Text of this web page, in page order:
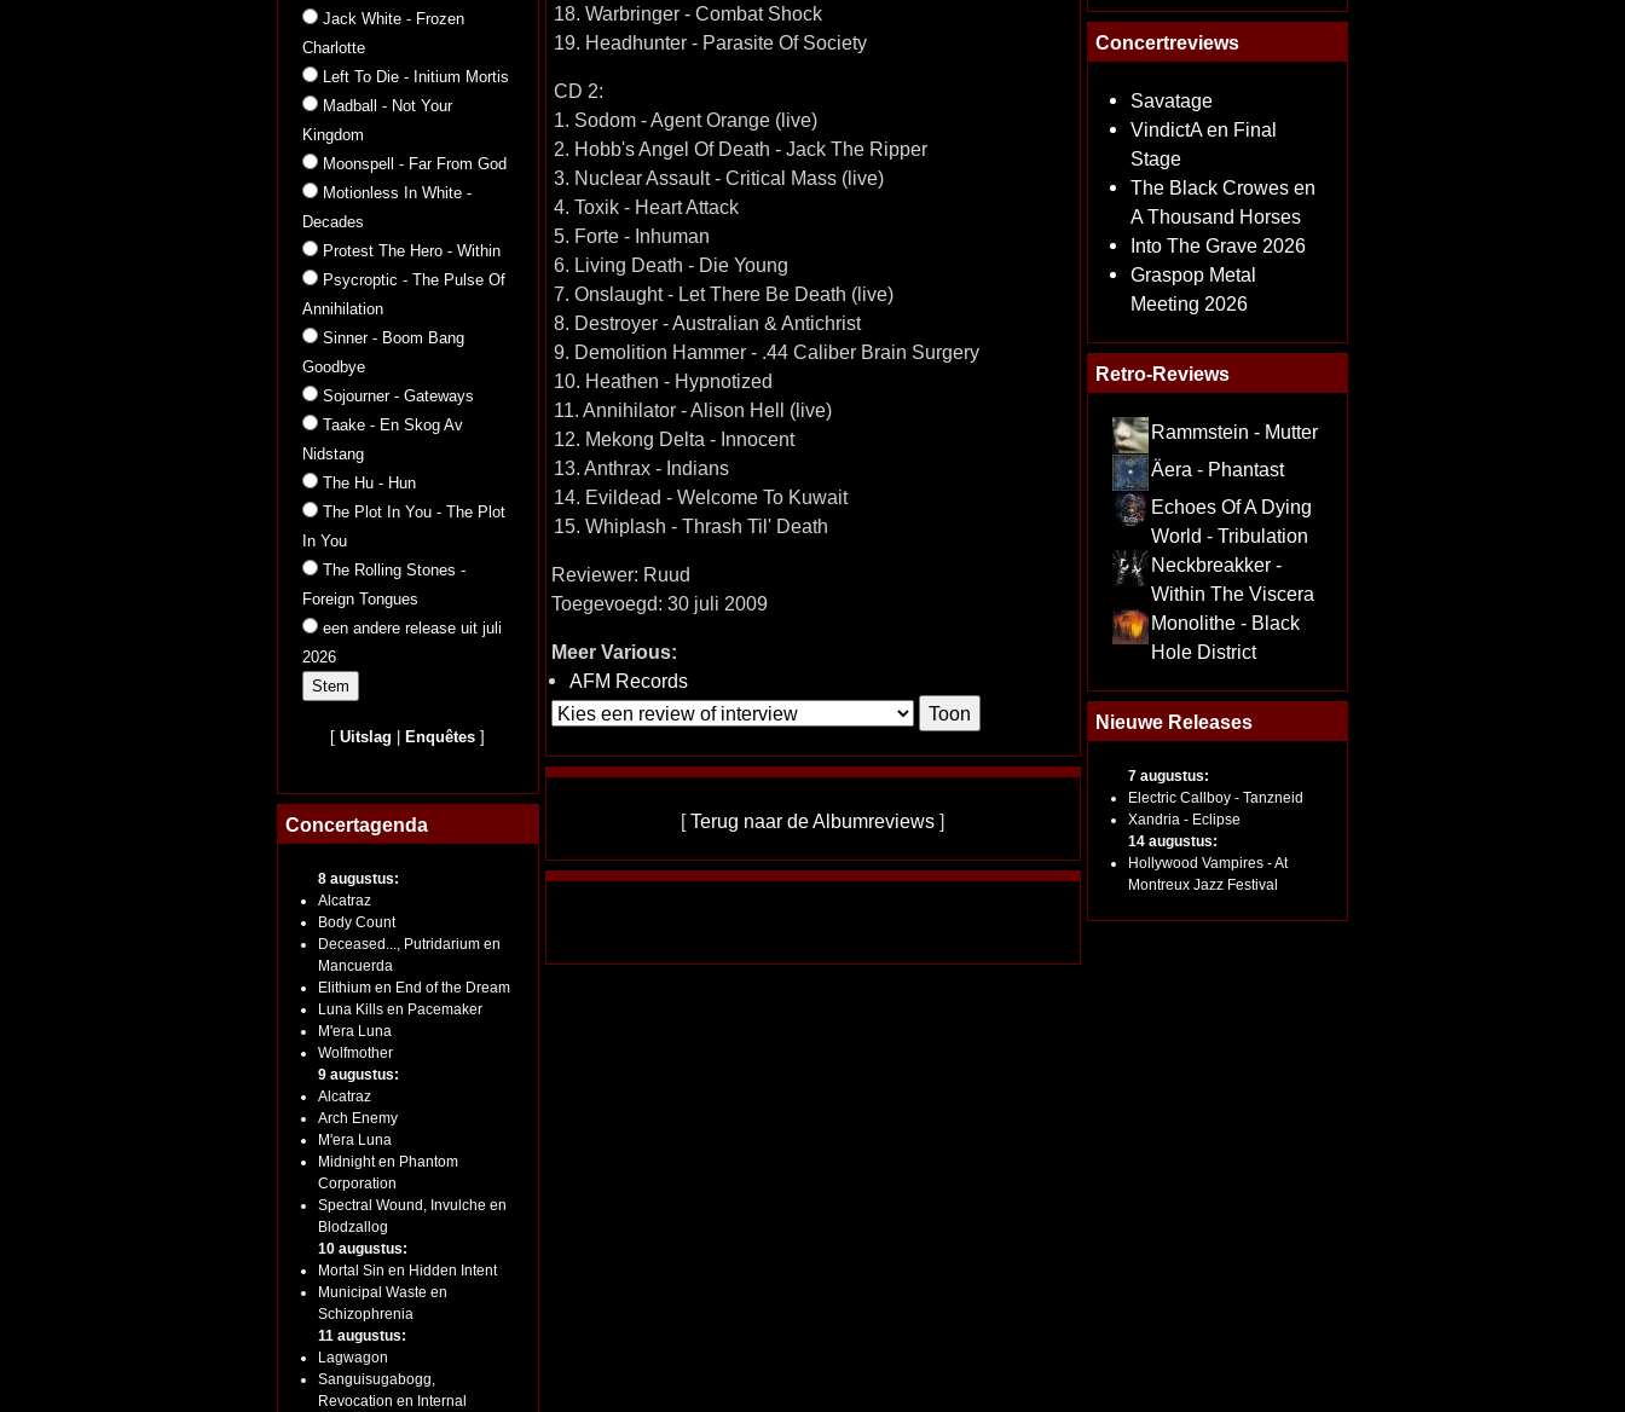
Jack White - Frozen
Charlotte
Left To Die - Initium Mortis
Madball - Not Your
Kingdom
Moonspell - Far From God
Motionless In White -
Decades
Protest The Hero - Within
Psycroptic - The Pulse Of
Annihilation
Sinner - Boom Bang
Goodbye
Sojourner - Gateways
Taake - En Skog Av
Nidstang
The Hu - Hun
The Plot In You - The Plot
In You
The Rolling Stones -
Foreign Tongues
een andere release uit juli
2026
[Uitslag Enquêtes ]
Concertagenda
8 augustus:
Alcatraz
Body Count
Deceased..., Putridarium en
Mancuerda
Elithium en End of the Dream
Luna Kills en Pacemaker
M'era Luna
Wolfmother
9 augustus:
Alcatraz
Arch Enemy
M'era Luna
Midnight en Phantom
Corporation
Spectral Wound, Invulche en
Blodzallog
10 augustus:
Mortal Sin en Hidden Intent
Municipal Waste en
Schizophrenia
11 augustus:
Lagwagon
Sanguisugabogg,
Revocation en Internal
18. Warbringer - Combat Shock
19. Headhunter - Parasite Of Society
CD 2:
1. Sodom - Agent Orange (live)
2. Hobb's Angel Of Death - Jack The Ripper
3. Nuclear Assault - Critical Mass (live)
4. Toxik - Heart Attack
5. Forte - Inhuman
6. Living Death - Die Young
7. Onslaught - Let There Be Death (live)
8. Destroyer - Australian & Antichrist
9. Demolition Hammer - .44 Caliber Brain Surgery
10. Heathen - Hypnotized
11. Annihilator - Alison Hell (live)
12. Mekong Delta - Innocent
13. Anthrax - Indians
14. Evildead - Welcome To Kuwait
15. Whiplash - Thrash Til' Death
Reviewer: Ruud
Toegevoegd: 30 juli 2009
Meer Various:
AFM Records
[Terug naar de Albumreviews ]
Concertreviews
Savatage
VindictA en Final
Stage
The Black Crowes en
A Thousand Horses
Into The Grave 2026
Graspop Metal
Meeting 2026
Retro-Reviews
Rammstein - Mutter
Äera - Phantast
Echoes Of A Dying
World - Tribulation
Neckbreakker -
Within The Viscera
Monolithe - Black
Hole District
Nieuwe Releases
7 augustus:
Electric Callboy - Tanzneid
Xandria - Eclipse
14 augustus:
Hollywood Vampires - At
Montreux Jazz Festival